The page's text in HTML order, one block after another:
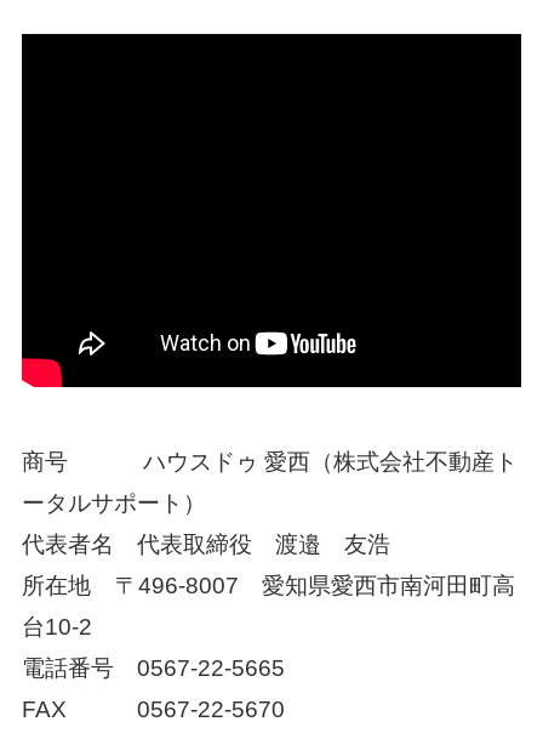
商号 ハウスドゥ 愛西（株式会社不動産ト
ータルサポート）
代表者名 代表取締役 渡邉 友浩
所在地
〒 496-8007 愛知県愛西市南河田町高
台10-2
電話番号 0567-22-5665
FAX
0567-22-5670